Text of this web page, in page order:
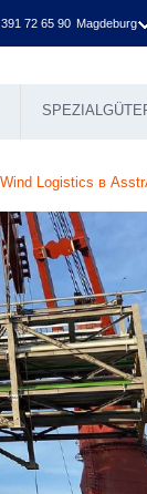
72 65 90 Magdeburg
Wind Logistics в